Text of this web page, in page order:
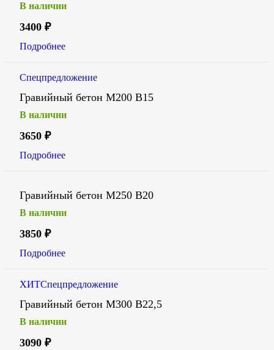
В наличии
3400 ₽
Подробнее
Спецпредложение
Гравийный бетон М200 В15
В наличии
3650 ₽
Подробнее
Гравийный бетон М250 В20
В наличии
3850 ₽
Подробнее
ХИТСпецпредложение
Гравийный бетон М300 В22,5
В наличии
3090 ₽